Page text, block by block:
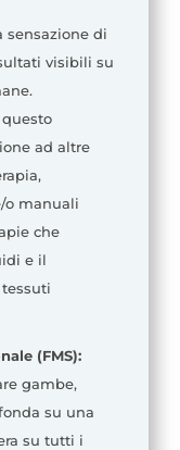
sensazione di
visibili su
ad altre
o manuali
che
e il
(FMS):
gambe,
su una
su tutti i